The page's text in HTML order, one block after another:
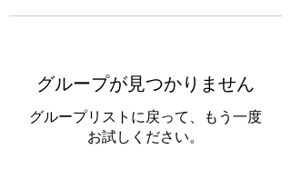
グループが見つかりません
グループリストに戻って、もう一度
お試しください。